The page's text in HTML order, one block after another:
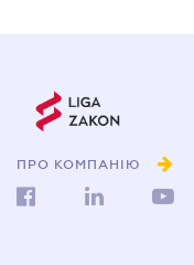
ПРО КОМПАНІЮ